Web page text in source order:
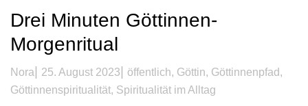
Drei Minuten Göttinnen-
Morgenritual
Nora 25. August 2023 öffentlich, Göttin, Göttinnenpfad,
Göttinnenspiritualität, Spiritualität im Alltag